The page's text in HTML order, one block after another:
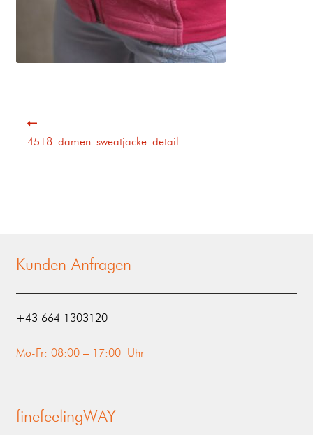
4518_damen_sweatjacke_detail
Kunden Anfragen
‭+43 664 1303120‬
Mo-Fr: 08:00 – 17:00 Uhr
finefeelingWAY